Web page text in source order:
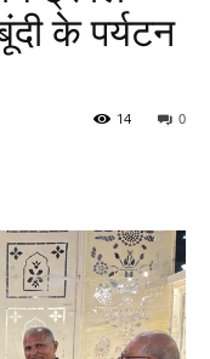
के पर्यटन
0
14